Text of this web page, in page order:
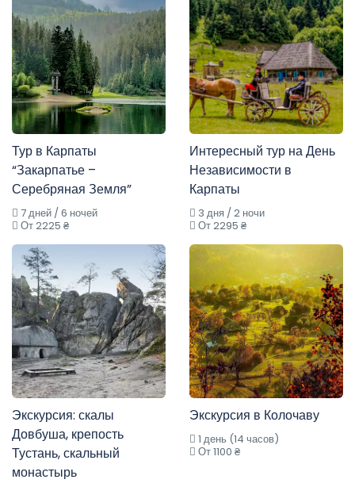
Тур в Карпаты
“Закарпатье –
Серебряная Земля”
7 дней / 6 ночей
От 2225 ₴
Интересный тур на День
Независимости в
Карпаты
3 дня / 2 ночи
От 2295 ₴
Экскурсия: скалы
Довбуша, крепость
Тустань, скальный
монастырь
Экскурсия в Колочаву
1 день (14 часов)
От 1100 ₴